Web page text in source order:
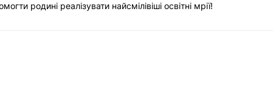
родині реалізувати найсмілівіші освітні мрії!
ВІДГУКИ